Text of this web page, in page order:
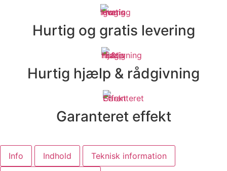
Hurtig og gratis levering
Hurtig hjælp & rådgivning
Garanteret effekt
Info Indhold Teknisk information